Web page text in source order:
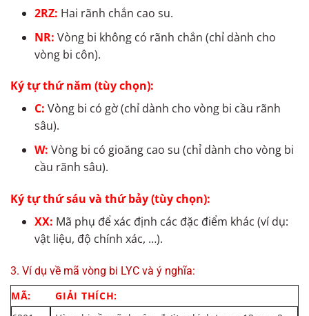
2RZ: Hai rãnh chắn cao su.
NR: Vòng bi không có rãnh chắn (chỉ dành cho
vòng bi côn).
Ký tự thứ năm (tùy chọn):
C: Vòng bi có gờ (chỉ dành cho vòng bi cầu rãnh
sâu).
W: Vòng bi có gioăng cao su (chỉ dành cho vòng bi
cầu rãnh sâu).
Ký tự thứ sáu và thứ bảy (tùy chọn):
XX: Mã phụ để xác định các đặc điểm khác (ví dụ:
vật liệu, độ chính xác, …).
3. Ví dụ về mã vòng bi LYC và ý nghĩa:
MÃ:
GIẢI THÍCH: